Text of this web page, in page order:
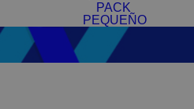
PACK
PEQUEÑO